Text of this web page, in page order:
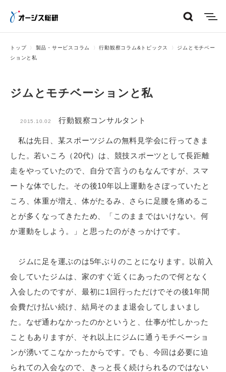
トップ 製品・サービスコラム 行動観察コラム&トピックス
ジムとモチベー
ションと私
ジムとモチベーションと私
2015.10.02 行動観察コンサルタント
私は先日、某スポーツジムの無料見学会に行ってきま
した。若いころ（20代）は、競技スポーツとして長距離
走をやっていたので、自分で言うのもなんですが、スマ
ートな体でした。その後10年以上運動をさぼっていたと
ころ、体重が増え、体がたるみ、さらに足腰を痛めるこ
とが多くなってきたため、「このままではいけない。何
か運動をしよう。」と思ったのがきっかけです。
ジムに足を運ぶのは5年ぶりのことになります。以前入
会していたジムは、家のすぐ近くにあったので何となく
入会したのですが、最初に1回行っただけでその後1年間
会費だけ払い続け、結局そのまま退会してしまいまし
た。なぜ通わなかったのかというと、仕事が忙しかった
こともありますが、それ以上にジムに通うモチベーショ
ンが湧いてこなかったからです。でも、今回は必要に迫
られての入会なので、きっと長く続けられるのではない